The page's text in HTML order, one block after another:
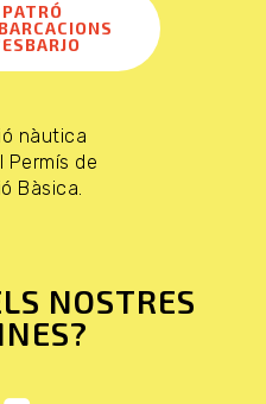
PATRÓ
nàutica
Permís de
Bàsica.
NOSTRES